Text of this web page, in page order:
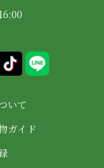
いて
ガイド